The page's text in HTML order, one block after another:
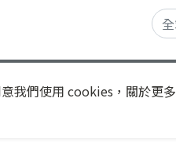
我們使用 cookies，關於更多